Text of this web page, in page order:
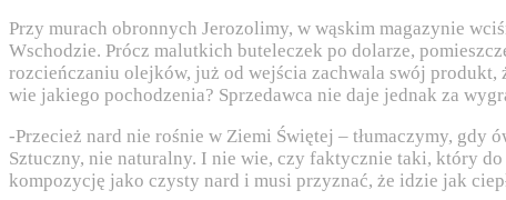
Przy murach obronnych Jerozolimy, w wąskim magazynie
Wschodzie. Prócz malutkich buteleczek po dolarze,
rozcieńczaniu olejków, już od wejścia zachwala swój
wie jakiego pochodzenia? Sprzedawca nie daje jednak za
-Przecież nard nie rośnie w Ziemi Świętej – tłumaczymy, gdy
Sztuczny, nie naturalny. I nie wie, czy faktycznie taki, który
kompozycję jako czysty nard i musi przyznać, że idzie jak